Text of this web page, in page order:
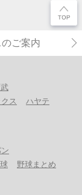
ご案内
ス
ハヤテ
野球まとめ